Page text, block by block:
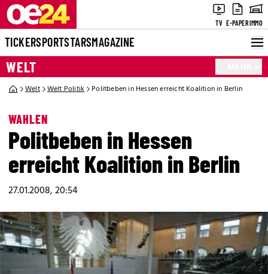
TV E-PAPERIMMO
TICKERSPORTSTARSMAGAZINE
WELT
Welt Welt Politik Politbeben in Hessen erreicht Koalition in Berlin
WAHLEN
Politbeben in Hessen
erreicht Koalition in Berlin
27.01.2008, 20:54